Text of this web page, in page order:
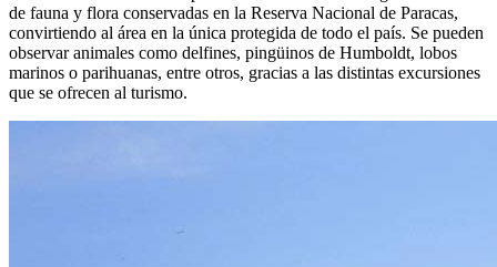
de fauna y flora conservadas en la Reserva Nacional de Paracas,
convirtiendo al área en la única protegida de todo el país. Se pueden
observar animales como delfines, pingüinos de Humboldt, lobos
marinos o parihuanas, entre otros, gracias a las distintas excursiones
que se ofrecen al turismo.